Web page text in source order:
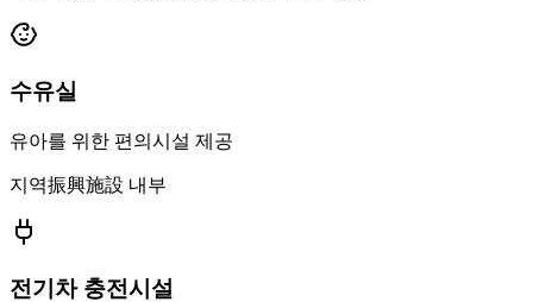
수유실
유아를 위한 편의시설 제공
지역振興施設 내부
전기차 충전시설